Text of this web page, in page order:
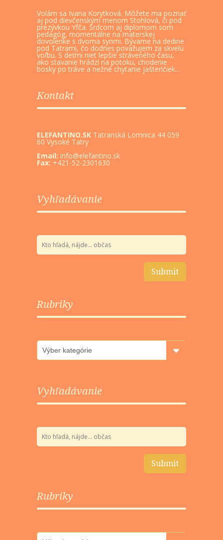
Volám sa Ivana Korytková. Môžete ma poznať
aj pod dievčenským menom Stohlová, či pod
prezývkou Yfča. Srdcom aj diplomom som
pedagóg, momentálne na materskej
dovolenke s dvoma synmi. Bývame na dedine
pod Tatrami, čo dodnes považujem za skvelú
voľbu. S deťmi niet lepšie stráveného času,
ako stavanie hrádzí na potoku, chodenie
bosky po tráve a nežné chytanie jašteričiek...
Kontakt
ELEFANTINO.SK Tatranská Lomnica 44 059
60 Vysoké Tatry
Email: info@elefantino.sk
Fax: +421-52-2301630
Vyhľadávanie
Rubriky
Rubriky
Vyhľadávanie
Rubriky
Rubriky